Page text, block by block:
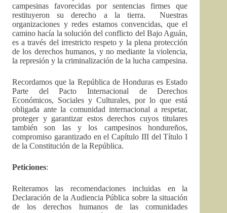
campesinas favorecidas por sentencias firmes que
restituyeron su derecho a la tierra. Nuestras
organizaciones y redes estamos convencidas, que el
camino hacía la solución del conflicto del Bajo Aguán,
es a través del irrestricto respeto y la plena protección
de los derechos humanos, y no mediante la violencia,
la represión y la criminalización de la lucha campesina.
Recordamos que la República de Honduras es Estado
Parte del Pacto Internacional de Derechos
Económicos, Sociales y Culturales, por lo que está
obligada ante la comunidad internacional a respetar,
proteger y garantizar estos derechos cuyos titulares
también son las y los campesinos hondureños,
compromiso garantizado en el Capítulo III del Título I
de la Constitución de la República.
Peticiones:
Reiteramos las recomendaciones incluidas en la
Declaración de la Audiencia Pública sobre la situación
de los derechos humanos de las comunidades